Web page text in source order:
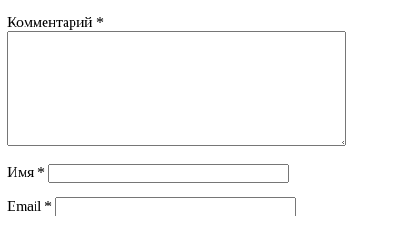
Комментарий *
Имя *
Email *